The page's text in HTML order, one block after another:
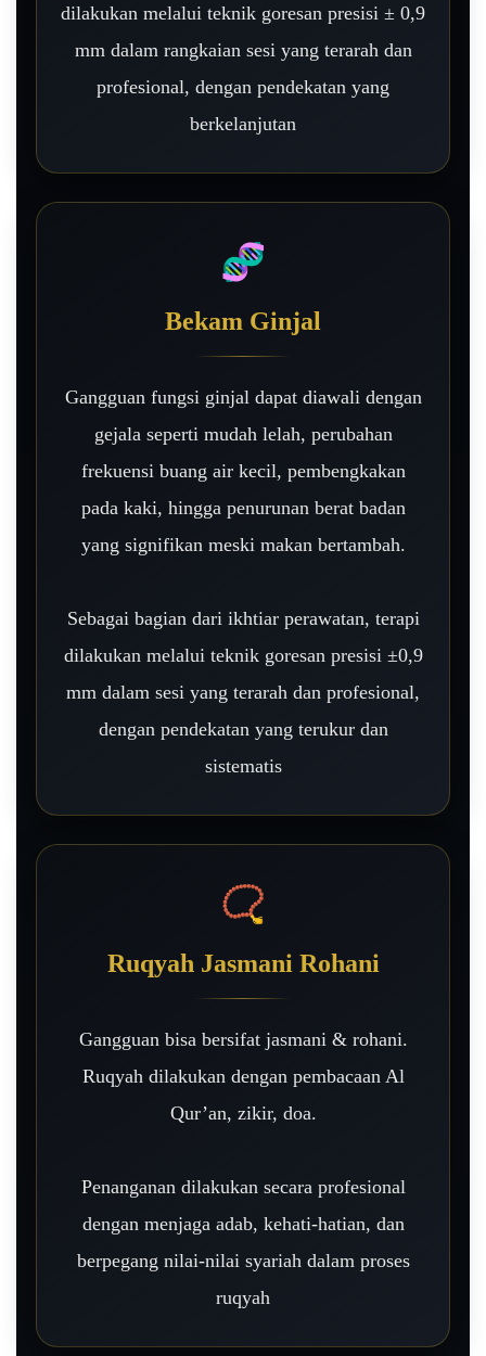
dilakukan melalui teknik goresan presisi ± 0,9
mm dalam rangkaian sesi yang terarah dan
profesional, dengan pendekatan yang
berkelanjutan
🧬
Bekam Ginjal
Gangguan fungsi ginjal dapat diawali dengan
gejala seperti mudah lelah, perubahan
frekuensi buang air kecil, pembengkakan
pada kaki, hingga penurunan berat badan
yang signifikan meski makan bertambah.
Sebagai bagian dari ikhtiar perawatan, terapi
dilakukan melalui teknik goresan presisi ±0,9
mm dalam sesi yang terarah dan profesional,
dengan pendekatan yang terukur dan
sistematis
📿
Ruqyah Jasmani Rohani
Gangguan bisa bersifat jasmani & rohani.
Ruqyah dilakukan dengan pembacaan Al
Qur’an, zikir, doa.
Penanganan dilakukan secara profesional
dengan menjaga adab, kehati-hatian, dan
berpegang nilai-nilai syariah dalam proses
ruqyah